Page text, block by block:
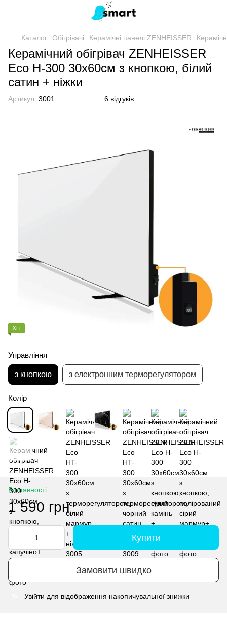
Каталог Обігрівачі Керамічні панелі ZENHEISSER
Керамічний обігрівач ZENHEISSER
Eco H-300 30х60см з кнопкою, білий
сатин + ніжки
Артикул: 3001 6 відгуків
Хіт
Управління
з кнопкою з електронним терморегулятором
Колір
В наявності
1 590 грн
Купити
Замовити швидко
Увійти для відображення накопичувальної знижки